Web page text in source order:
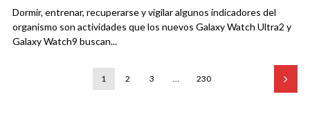
Dormir, entrenar, recuperarse y vigilar algunos indicadores del
organismo son actividades que los nuevos Galaxy Watch Ultra2 y
Galaxy Watch9 buscan...
1 2 3 … 230